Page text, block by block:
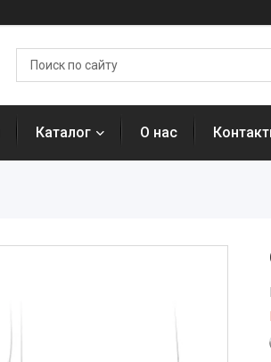
Каталог О нас